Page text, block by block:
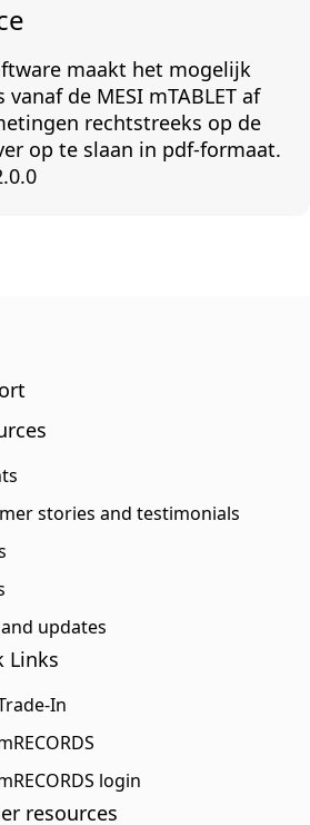
maakt het mogelijk
de MESI mTABLET af
rechtstreeks op de
op te slaan in pdf-formaat.
stories and testimonials
updates
Links
In
login
resources